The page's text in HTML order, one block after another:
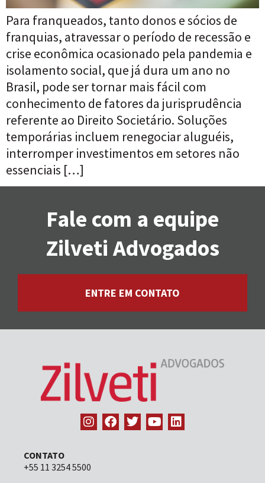
Para franqueados, tanto donos e sócios de
franquias, atravessar o período de recessão e
crise econômica ocasionado pela pandemia e
isolamento social, que já dura um ano no
Brasil, pode ser tornar mais fácil com
conhecimento de fatores da jurisprudência
referente ao Direito Societário. Soluções
temporárias incluem renegociar aluguéis,
interromper investimentos em setores não
essenciais […]
Fale com a equipe
Zilveti Advogados
ENTRE EM CONTATO
CONTATO
+55 11 3254 5500